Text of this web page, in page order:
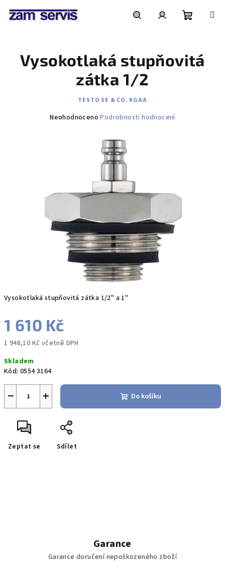
košík
Vysokotlaká stupňovitá zátka 1/2" a 1"
1 610 Kč
1 948,10 Kč včetně DPH
cena:
Skladem
Kód: 0554 3164
+
− Do košíku
Zeptat se Sdílet
Vysokotlaká stupňovitá
zátka 1/2
TESTO SE & CO. KGAA
Průměrné
Neohodnoceno Podrobnosti hodnocení
Garance
Garance doručení nepoškozeného zboží